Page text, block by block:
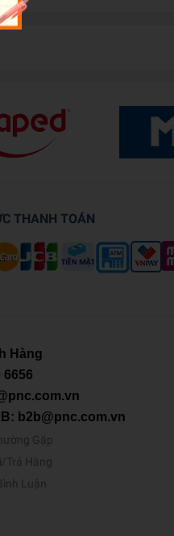
THANH TOÁN
Hàng
6656
b2b@pnc.com.vn
Gặp
Trả Hàng
Luận